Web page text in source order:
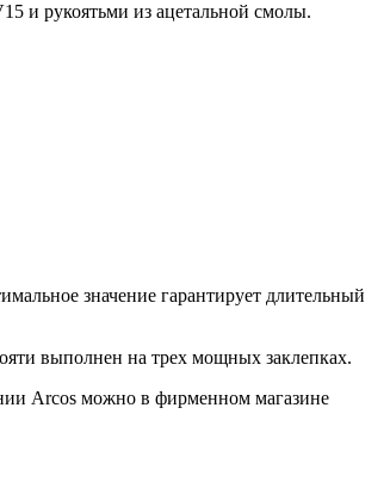
и рукоятьми из ацетальной смолы.
значение гарантирует длительный
выполнен на трех мощных заклепках.
Arcos можно в фирменном магазине